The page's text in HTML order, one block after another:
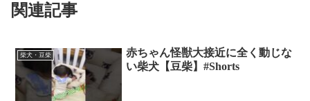
関連記事
柴犬・豆柴
赤ちゃん怪獣大接近に全く動じな
い柴犬【豆柴】#Shorts